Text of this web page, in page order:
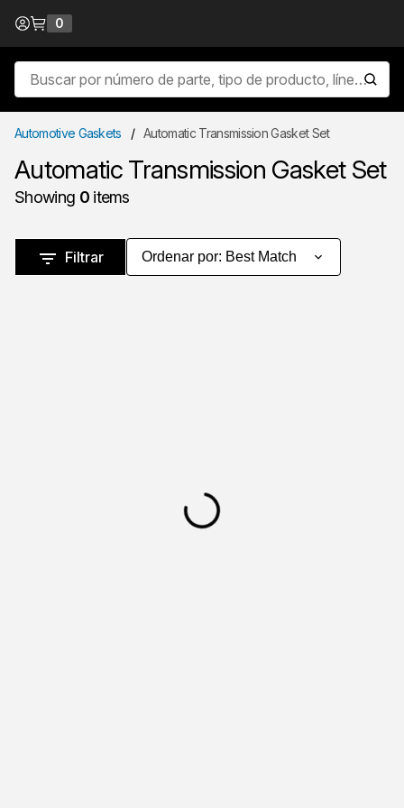
Saltar al contenido
0
Búsqueda en el sitio
Automotive Gaskets / Automatic Transmission Gasket Set
Automatic Transmission Gasket Set
Showing 0items
Filtrar Ordenar por: Best Match
Saltar a los resultados